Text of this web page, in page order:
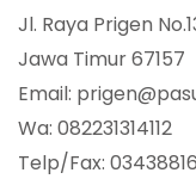
Jl. Raya Prigen
Jawa Timur 67157
Email:
Wa: 082231314112
Telp/Fax: